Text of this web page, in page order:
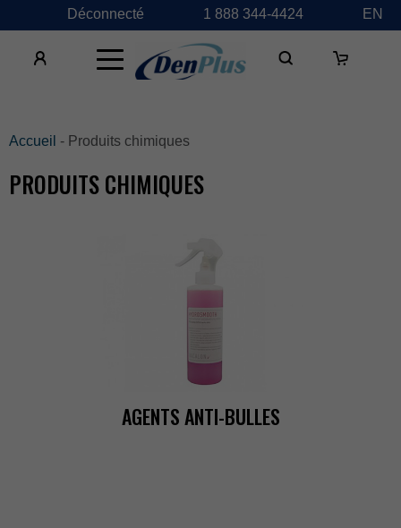
Déconnecté 1888344-4424 EN
×
Accueil -Produitschimiques
PRODUITSCHIMIQUES
AGENTSANTI-BULLES